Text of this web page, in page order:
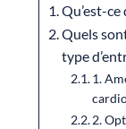
Qu’est-ce
Quels
type
1.
2.